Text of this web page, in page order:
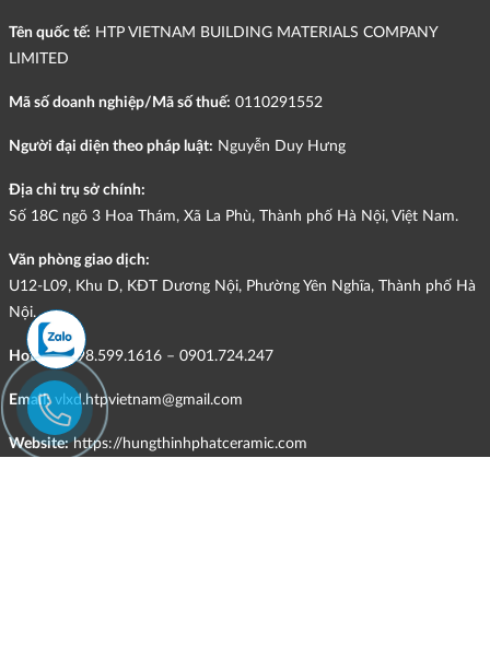
Tên quốc tế: HTP VIETNAM BUILDING MATERIALS COMPANY
LIMITED
Mã số doanh nghiệp/Mã số thuế: 0110291552
Người đại diện theo pháp luật: Nguyễn Duy Hưng
Địa chỉ trụ sở chính:
Số 18C ngõ 3 Hoa Thám, Xã La Phù, Thành phố Hà Nội, Việt Nam.
Văn phòng giao dịch:
U12-L09, Khu D, KĐT Dương Nội, Phường Yên Nghĩa, Thành phố Hà
Nội.
Hotline:098.599.1616 – 0901.724.247
Email: vlxd.htpvietnam@gmail.com
Website: https://hungthinhphatceramic.com